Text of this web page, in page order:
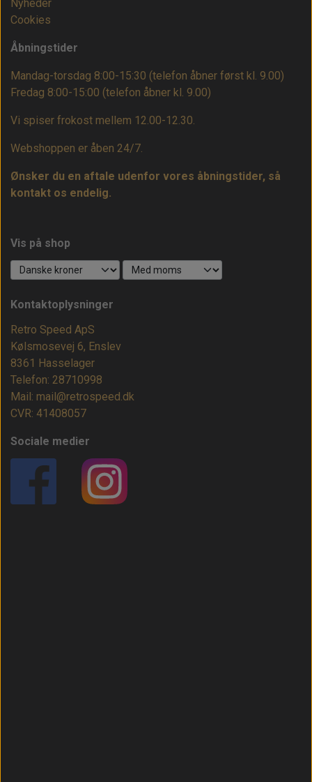
Nyheder
Cookies
Åbningstider
Mandag-torsdag 8:00-15:30 (telefon åbner først kl. 9.00)
Fredag 8:00-15:00 (telefon åbner kl. 9.00)
Vi spiser frokost mellem 12.00-12.30.
Webshoppen er åben 24/7.
Ønsker du en aftale udenfor vores åbningstider, så
kontakt os endelig.
Vis på shop
Kontaktoplysninger
Retro Speed ApS
Kølsmosevej 6, Enslev
8361 Hasselager
Telefon: 28710998
Mail: mail@retrospeed.dk
CVR: 41408057
Sociale medier